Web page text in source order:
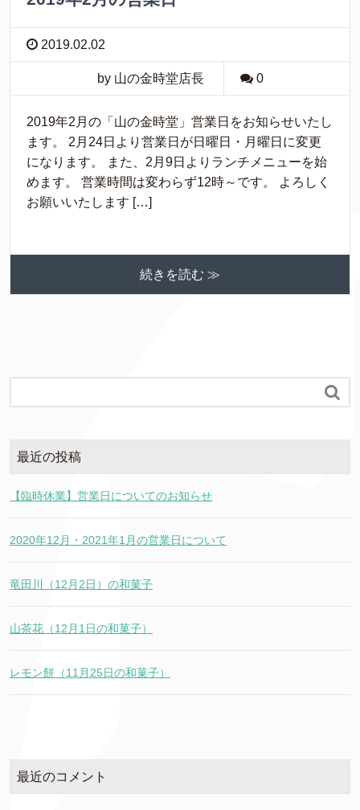
2019.02.02
by 山の金時堂店長 0
2019年2月の「山の金時堂」営業日をお知らせいたし
ます。 2月24日より営業日が日曜日・月曜日に変更
になります。 また、2月9日よりランチメニューを始
めます。 営業時間は変わらず12時～です。 よろしく
お願いいたします […]
続きを読む ≫

最近の投稿
【臨時休業】営業日についてのお知らせ
2020年12月・2021年1月の営業日について
竜田川（12月2日）の和菓子
山茶花（12月1日の和菓子）
レモン餅（11月25日の和菓子）
最近のコメント